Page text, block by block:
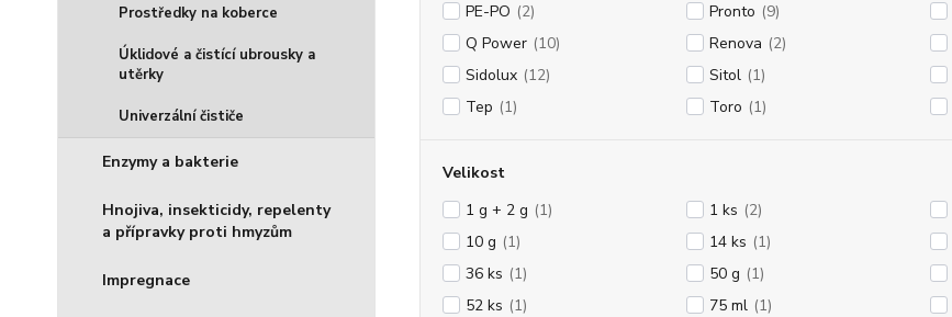
Prostředky na koberce
Úklidové a čistící ubrousky a
utěrky
Univerzální čističe
Enzymy a bakterie
Hnojiva, insekticidy, repelenty
a přípravky proti hmyzům
Impregnace
PE-PO (2) Pronto (9)
Q Power (10) Renova (2)
Sidolux (12) Sitol (1)
Tep (1) Toro (1)
Velikost
1 g + 2 g (1) 1 ks (2)
10 g (1) 14 ks (1)
36 ks (1) 50 g (1)
52 ks (1) 75 ml (1)